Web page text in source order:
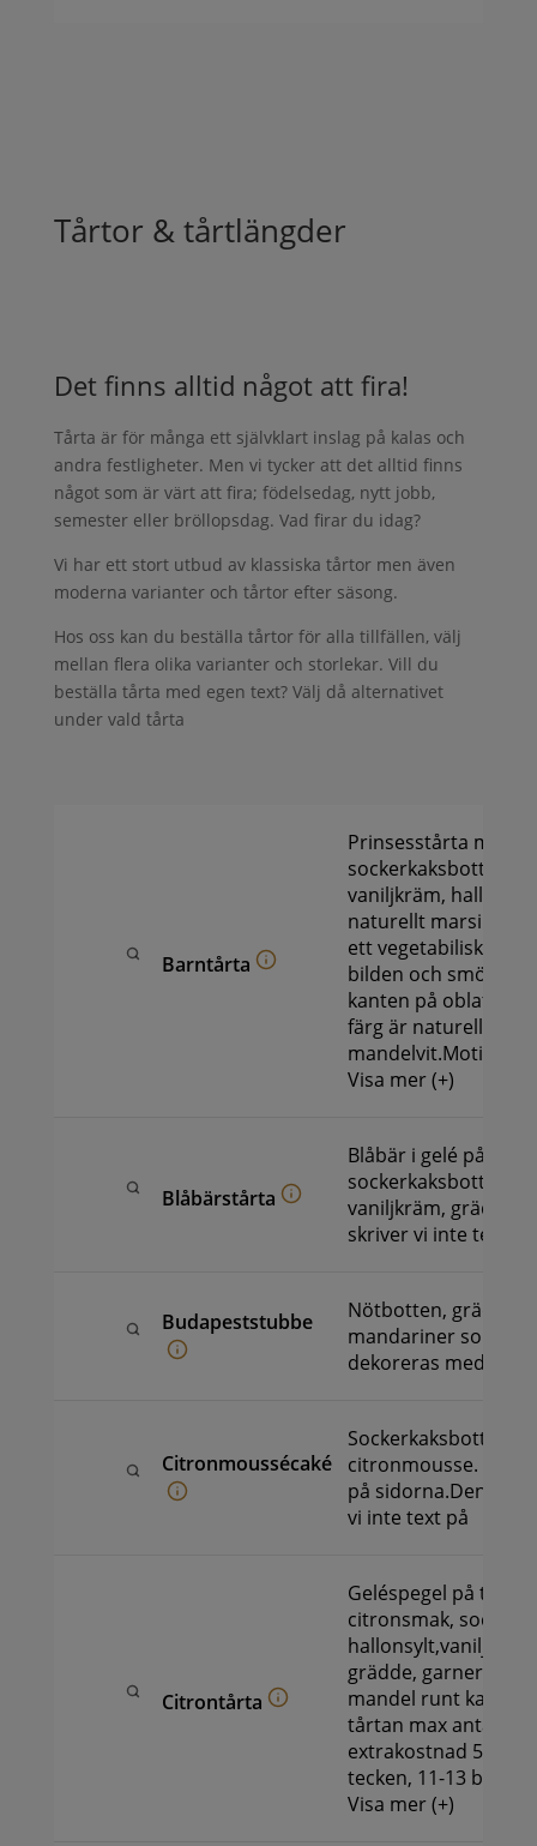
Tårtor & tårtlängder
Det finns alltid något att fira!
Tårta är för många ett självklart inslag på kalas och
andra festligheter. Men vi tycker att det alltid finns
något som är värt att fira; födelsedag, nytt jobb,
semester eller bröllopsdag. Vad firar du idag?
Vi har ett stort utbud av klassiska tårtor men även
moderna varianter och tårtor efter säsong.
Hos oss kan du beställa tårtor för alla tillfällen, välj
mellan flera olika varianter och storlekar. Vill du
beställa tårta med egen text? Välj då alternativet
under vald tårta
Barntårta
Prinsesstårta med
sockerkaksbotten,
vaniljkräm,
naturellt
ett vegetabiliskt
bilden och
kanten på
färg är naturell
mandelvit.Motiv
Visa mer (+)
Blåbärstårta
Blåbär i gelé på
sockerkaksbotten,
vaniljkräm,
skriver vi inte text på
Budapeststubbe
Nötbotten, grädde
mandariner som
dekoreras med
Citronmoussécaké
Sockerkaksbotten,
citronmousse.
på sidorna.Denna
vi inte text på
Citrontårta
Geléspegel på
citronsmak,
grädde, garnerad
mandel runt
tårtan max antal
extrakostnad 50 kr:
tecken, 11-13 bitar…
Visa mer (+)